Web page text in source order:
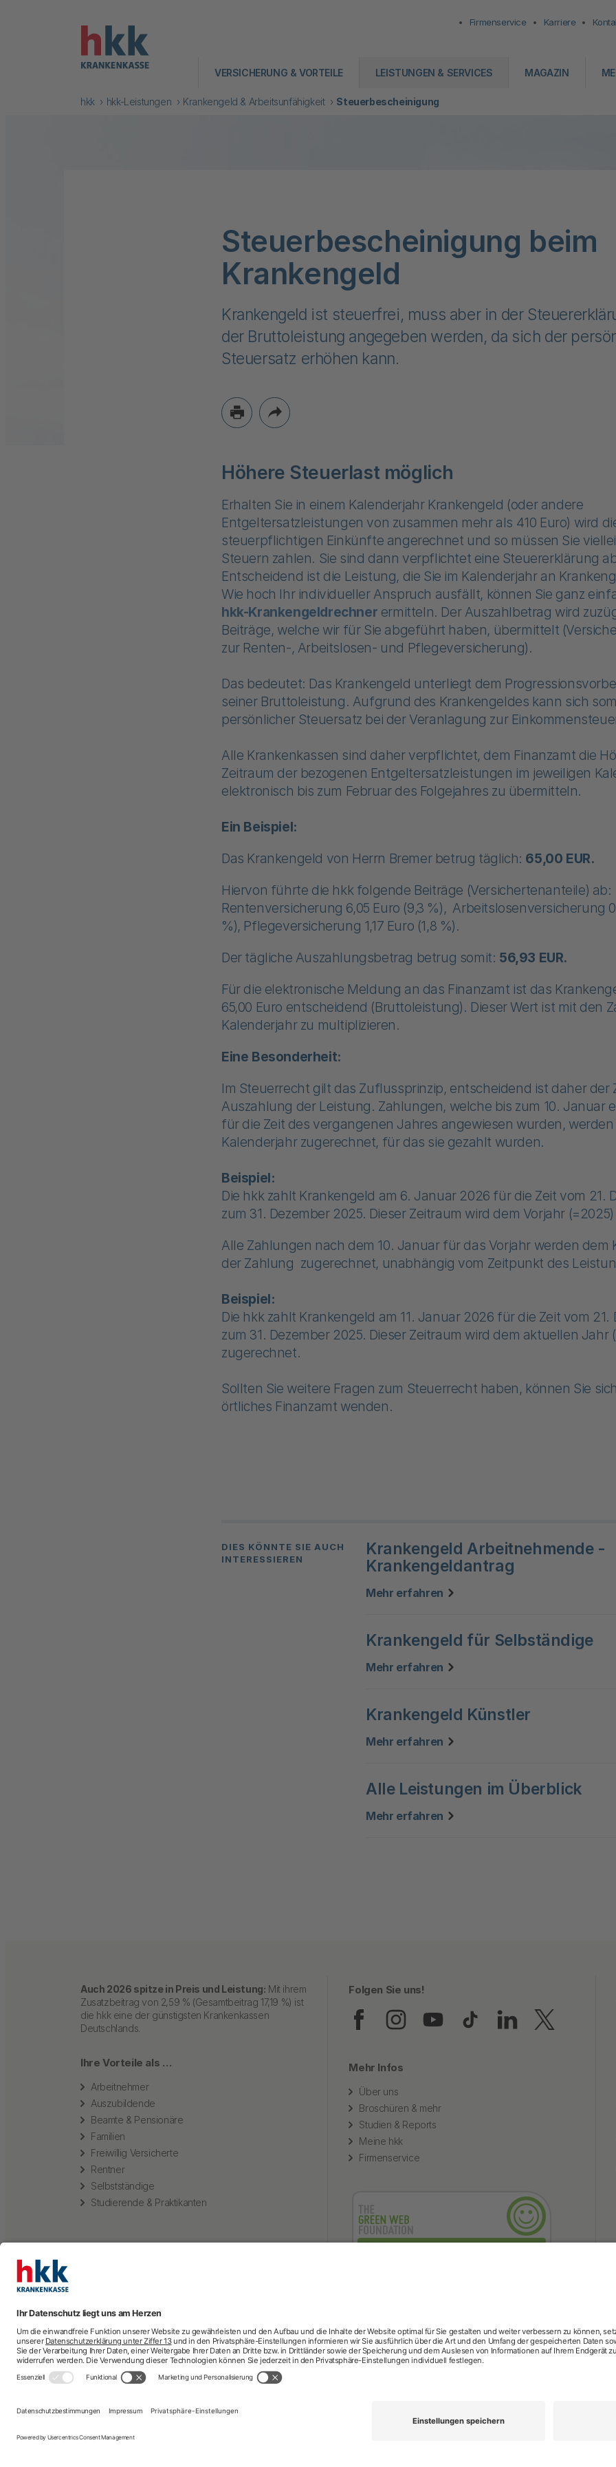
Firmenservice Karriere
VERSICHERUNG & VORTEILE LEISTUNGEN & SERVICES MAGAZIN
hkk hkk-Leistungen Krankengeld & Arbeitsunfähigkeit Steuerbescheinigung
Steuerbescheinigung beim
Krankengeld
Krankengeld ist steuerfrei, muss aber in der
der Bruttoleistung angegeben werden, da sich der
Steuersatz erhöhen kann.
Höhere Steuerlast möglich
Erhalten Sie in einem Kalenderjahr Krankengeld (oder andere
Entgeltersatzleistungen von zusammen mehr als 410 Euro) wird
steuerpflichtigen Einkünfte angerechnet und so müssen Sie
Steuern zahlen. Sie sind dann verpflichtet eine Steuererklärung
Entscheidend ist die Leistung, die Sie im Kalenderjahr an
Wie hoch Ihr individueller Anspruch ausfällt, können Sie ganz
hkk-Krankengeldrechner ermitteln. Der Auszahlbetrag wird
Beiträge, welche wir für Sie abgeführt haben, übermittelt
zur Renten-, Arbeitslosen- und Pflegeversicherung).
Das bedeutet: Das Krankengeld unterliegt dem
seiner Bruttoleistung. Aufgrund des Krankengeldes kann sich
persönlicher Steuersatz bei der Veranlagung zur
Alle Krankenkassen sind daher verpflichtet, dem Finanzamt die
Zeitraum der bezogenen Entgeltersatzleistungen im jeweiligen
elektronisch bis zum Februar des Folgejahres zu übermitteln.
Ein Beispiel:
Das Krankengeld von Herrn Bremer betrug täglich: 65,00 EUR.
Hiervon führte die hkk folgende Beiträge (Versichertenanteile) ab:
Rentenversicherung 6,05 Euro (9,3 %), Arbeitslosenversicherung
%), Pflegeversicherung 1,17 Euro (1,8 %).
Der tägliche Auszahlungsbetrag betrug somit: 56,93 EUR.
Für die elektronische Meldung an das Finanzamt ist das
65,00 Euro entscheidend (Bruttoleistung). Dieser Wert ist mit den
Kalenderjahr zu multiplizieren.
Eine Besonderheit:
Im Steuerrecht gilt das Zuflussprinzip, entscheidend ist daher der
Auszahlung der Leistung. Zahlungen, welche bis zum 10. Januar
für die Zeit des vergangenen Jahres angewiesen wurden, werden
Kalenderjahr zugerechnet, für das sie gezahlt wurden.
Beispiel:
Die hkk zahlt Krankengeld am 6. Januar 2026 für die Zeit vom 21.
zum 31. Dezember 2025. Dieser Zeitraum wird dem Vorjahr
Alle Zahlungen nach dem 10. Januar für das Vorjahr werden dem
der Zahlung zugerechnet, unabhängig vom Zeitpunkt des
Beispiel:
Die hkk zahlt Krankengeld am 11. Januar 2026 für die Zeit vom 21.
zum 31. Dezember 2025. Dieser Zeitraum wird dem aktuellen Jahr
zugerechnet.
Sollten Sie weitere Fragen zum Steuerrecht haben, können Sie
örtliches Finanzamt wenden.
DIES KÖNNTE SIE AUCH
INTERESSIEREN
Krankengeld Arbeitnehmende -
Krankengeldantrag
Mehr erfahrenzu "Das ist eine Teaser-
Krankengeld für Selbständige
Mehr erfahrenzu "Das ist eine Teaser-
Krankengeld Künstler
Mehr erfahrenzu "Das ist eine Teaser-
Alle Leistungen im Überblick
Mehr erfahrenzu "Das ist eine Teaser-
Auch 2026 spitze in Preis und Leistung: Mit ihrem
Zusatzbeitrag von 2,59 % (Gesamtbeitrag 17,19 %) ist
die hkk eine der günstigsten Krankenkassen
Deutschlands.
Ihre Vorteile als …
Arbeitnehmer
Auszubildende
Beamte & Pensionäre
Familien
Freiwillig Versicherte
Rentner
Selbstständige
Studierende & Praktikanten
Folgen Sie uns!
Folgen Sie uns auf
Folgen Sie uns auf
Folgen Sie uns
Folgen Sie
Folgen
Mehr Infos
Über uns
Broschüren & mehr
Studien & Reports
Meine hkk
Firmenservice
Arztsuche Arzttermin-Service Behandlungsfehler hkk med Hotline
ICD-
Krankenhaussuche
Medizinische Videosprechstunde
Barrierefreiheit Kontakt English information